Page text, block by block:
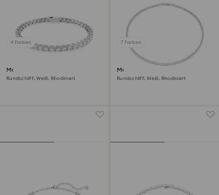
4 Farben
Matrix Tennis Armband
Rundschliff, Weiß, Rhodiniert
7 Farben
Matrix Tennis Halskette
Rundschliff, Weiß, Rhodiniert